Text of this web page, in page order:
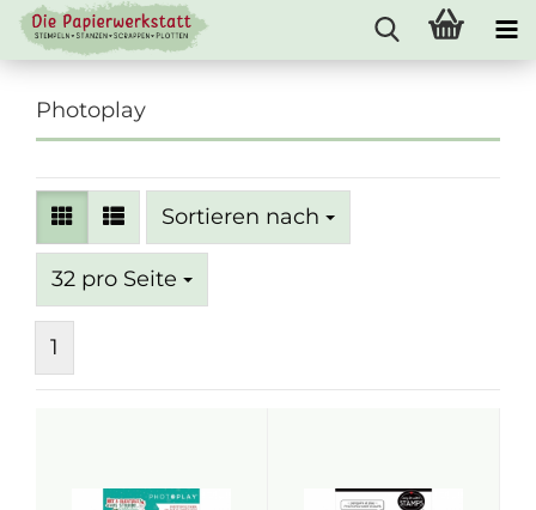
Photoplay
Sortieren nach
Sortieren nach
32 pro Seite
pro Seite
1